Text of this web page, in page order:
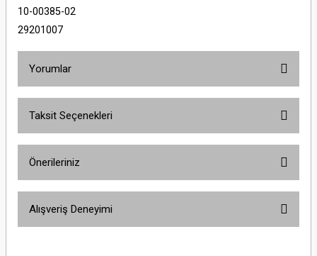
10-00385-02
29201007
Yorumlar
Taksit Seçenekleri
Önerileriniz
yetersiz gördüğünüz noktaları öneri formunu kullanarak tarafımıza
Alışveriş Deneyimi